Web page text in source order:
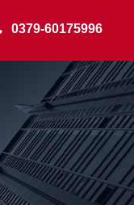
0379-60175996